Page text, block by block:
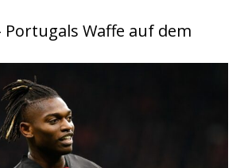
Portugals Waffe auf dem